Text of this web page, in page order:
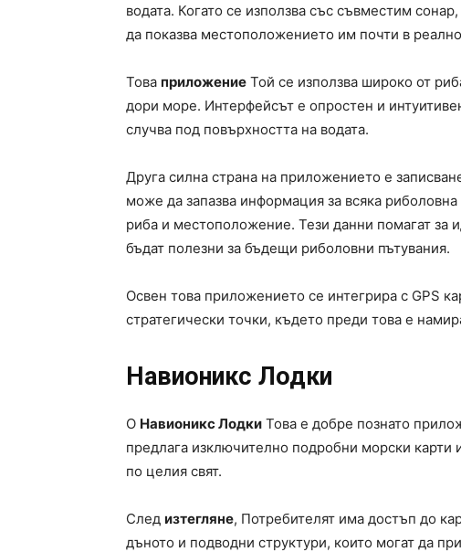
водата. Когато се използва със съвместим
да показва местоположението им почти в
Това приложение Той се използва широко от
дори море. Интерфейсът е опростен и
случва под повърхността на водата.
Друга силна страна на приложението е
може да запазва информация за всяка
риба и местоположение. Тези данни помагат за
бъдат полезни за бъдещи риболовни пътувания.
Освен това приложението се интегрира с GPS
стратегически точки, където преди това е
Навионикс Лодки
O Навионикс Лодки Това е добре познато
предлага изключително подробни морски карти
по целия свят.
След изтегляне, Потребителят има достъп до
дъното и подводни структури, които могат да